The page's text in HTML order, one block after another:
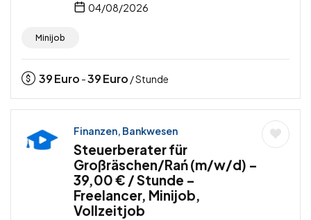
04/08/2026
Minijob
39Euro -39Euro / Stunde
Finanzen, Bankwesen
Steuerberater für
Großräschen/Rań (m/w/d) –
39,00 € / Stunde –
Freelancer, Minijob,
Vollzeitjob